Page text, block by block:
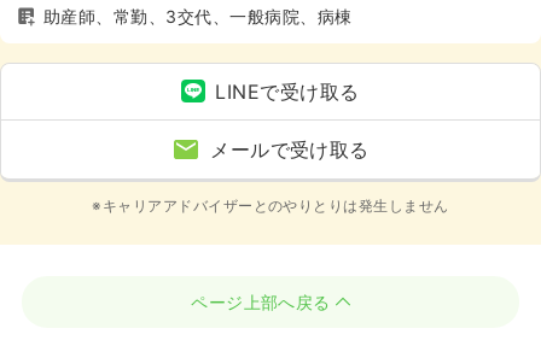
助産師、常勤、3交代、一般病院、病棟
LINEで受け取る
メールで受け取る
※キャリアアドバイザーとのやりとりは発生しません
ページ上部へ戻る